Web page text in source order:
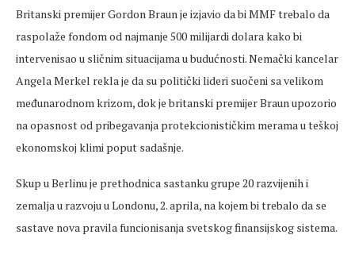
Britanski premijer Gordon Braun je izjavio da bi MMF trebalo da
raspolaže fondom od najmanje 500 milijardi dolara kako bi
intervenisao u sličnim situacijama u budućnosti. Nemački kancelar
Angela Merkel rekla je da su politički lideri suočeni sa velikom
međunarodnom krizom, dok je britanski premijer Braun upozorio
na opasnost od pribegavanja protekcionističkim merama u teškoj
ekonomskoj klimi poput sadašnje.
Skup u Berlinu je prethodnica sastanku grupe 20 razvijenih i
zemalja u razvoju u Londonu, 2. aprila, na kojem bi trebalo da se
sastave nova pravila funcionisanja svetskog finansijskog sistema.